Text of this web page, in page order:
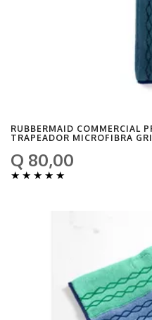
RUBBERMAID COMMERCIAL
TRAPEADOR MICROFIBRA
Q 80,00
★ ★ ★ ★ ★